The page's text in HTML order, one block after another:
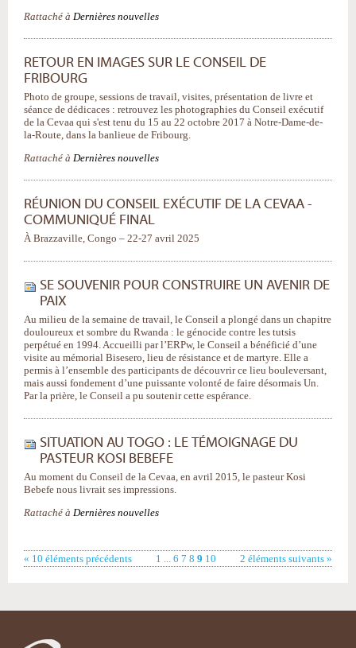
Rattaché à Dernières nouvelles
RETOUR EN IMAGES SUR LE CONSEIL DE
FRIBOURG
Photo de groupe, sessions de travail, visites, présentation de livre et
séance de dédicaces : retrouvez les photographies du Conseil exécutif
de la Cevaa qui s'est tenu du 15 au 22 octobre 2017 à Notre-Dame-de-
la-Route, dans la banlieue de Fribourg.
Rattaché à Dernières nouvelles
RÉUNION DU CONSEIL EXÉCUTIF DE LA CEVAA -
COMMUNIQUÉ FINAL
À Brazzaville, Congo – 22-27 avril 2025
SE SOUVENIR POUR CONSTRUIRE UN AVENIR DE
PAIX
Au milieu de la semaine de travail, le Conseil a plongé dans un chapitre
douloureux et sombre du Rwanda : le génocide contre les tutsis
perpétué en 1994. Accueilli par l’ERPw, le Conseil a bénéficié d’une
visite au mémorial Bisesero, lieu de résistance et de martyre. Elle a
permis à l’ensemble des participants de découvrir ce lieu bouleversant,
mais aussi fondement d’une puissante volonté de faire désormais Un.
Par la prière, le Conseil a pu soutenir cette espérance.
SITUATION AU TOGO : LE TÉMOIGNAGE DU
PASTEUR KOSI BEBEFE
Au moment du Conseil de la Cevaa, en avril 2015, le pasteur Kosi
Bebefe nous livrait ses impressions.
Rattaché à Dernières nouvelles
« 10 éléments précédents 2 éléments suivants »
1 ... 6 7 8 9 10